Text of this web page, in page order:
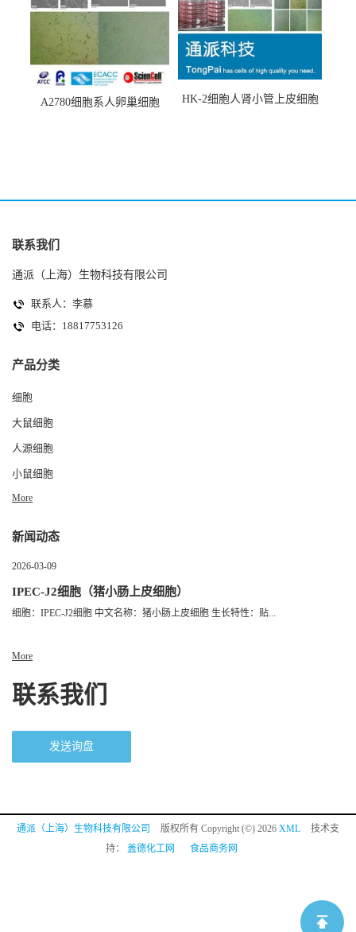
A2780细胞系人卵巢细胞
HK-2细胞人肾小管上皮细胞
联系我们
通派（上海）生物科技有限公司
联系人：李慕
电话：18817753126
产品分类
细胞
大鼠细胞
人源细胞
小鼠细胞
More
新闻动态
2026-03-09
IPEC-J2细胞（猪小肠上皮细胞）
细胞：IPEC-J2细胞 中文名称：猪小肠上皮细胞 生长特性：贴...
More
联系我们
发送询盘
通派（上海）生物科技有限公司 版权所有 Copyright (©) 2026 XML
技术支
持： 盖德化工网 食品商务网